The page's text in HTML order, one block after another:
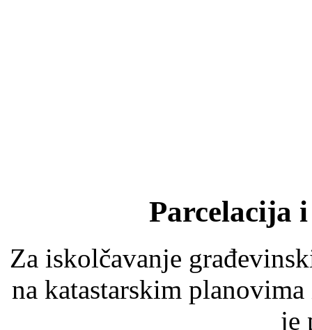
Parcelacija
Za iskolčavanje
na katastarskim
je